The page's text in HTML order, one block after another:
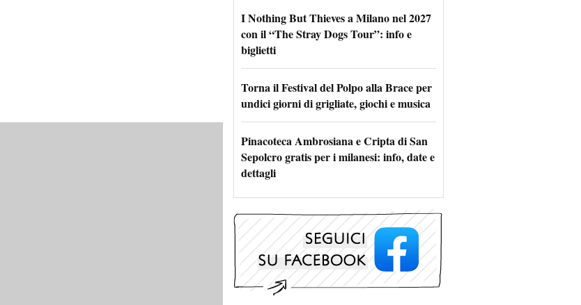
I Nothing But Thieves a Milano nel 2027
con il “The Stray Dogs Tour”: info e
biglietti
Torna il Festival del Polpo alla Brace per
undici giorni di grigliate, giochi e musica
Pinacoteca Ambrosiana e Cripta di San
Sepolcro gratis per i milanesi: info, date e
dettagli